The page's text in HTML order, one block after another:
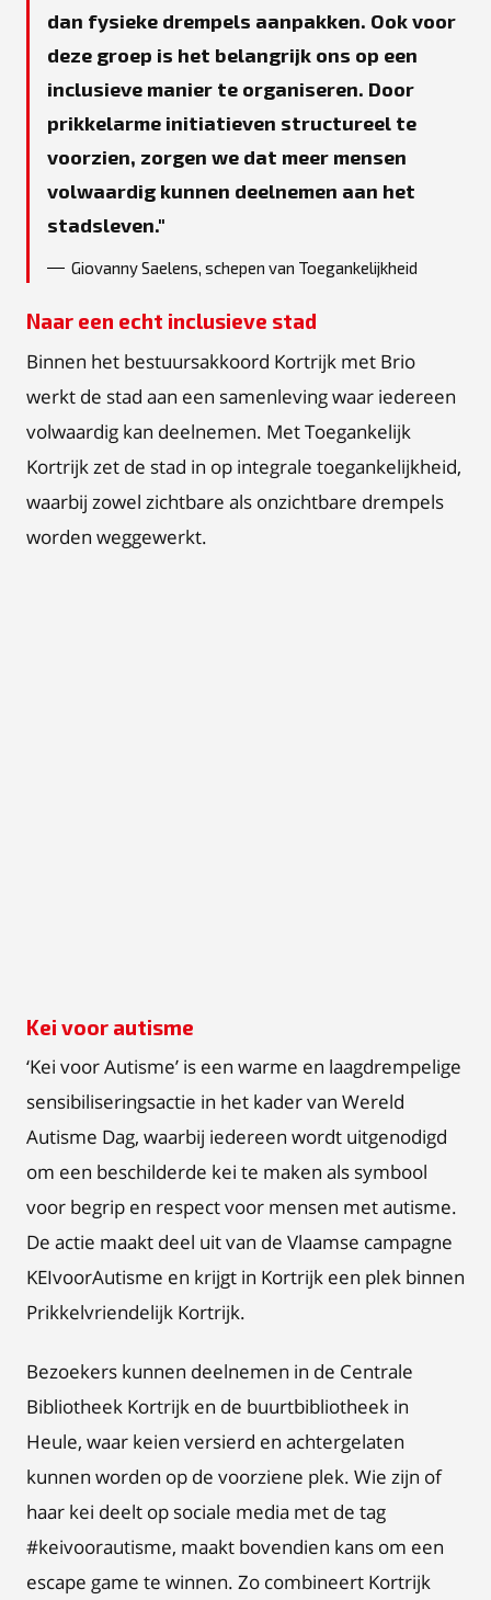
dan fysieke drempels aanpakken. Ook voor
deze groep is het belangrijk ons op een
inclusieve manier te organiseren. Door
prikkelarme initiatieven structureel te
voorzien, zorgen we dat meer mensen
volwaardig kunnen deelnemen aan het
stadsleven.
Giovanny Saelens, schepen van Toegankelijkheid
Naar een echt inclusieve stad
Binnen het bestuursakkoord Kortrijk met Brio
werkt de stad aan een samenleving waar iedereen
volwaardig kan deelnemen. Met Toegankelijk
Kortrijk zet de stad in op integrale toegankelijkheid,
waarbij zowel zichtbare als onzichtbare drempels
worden weggewerkt.
Kei voor autisme
‘Kei voor Autisme’ is een warme en laagdrempelige
sensibiliseringsactie in het kader van Wereld
Autisme Dag, waarbij iedereen wordt uitgenodigd
om een beschilderde kei te maken als symbool
voor begrip en respect voor mensen met autisme.
De actie maakt deel uit van de Vlaamse campagne
KEIvoorAutisme en krijgt in Kortrijk een plek binnen
Prikkelvriendelijk Kortrijk.
Bezoekers kunnen deelnemen in de Centrale
Bibliotheek Kortrijk en de buurtbibliotheek in
Heule, waar keien versierd en achtergelaten
kunnen worden op de voorziene plek. Wie zijn of
haar kei deelt op sociale media met de tag
#keivoorautisme, maakt bovendien kans om een
escape game te winnen. Zo combineert Kortrijk